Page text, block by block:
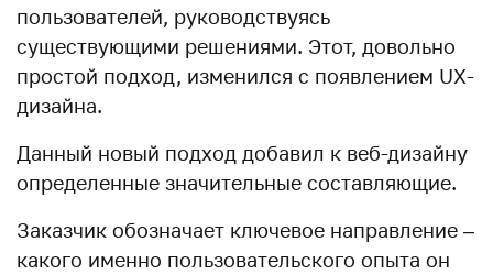
пользователей, руководствуясь
существующими решениями. Этот, довольно
простой подход, изменился с появлением UX-
дизайна.
Данный новый подход добавил к веб-дизайну
определенные значительные составляющие.
Заказчик обозначает ключевое направление –
какого именно пользовательского опыта он